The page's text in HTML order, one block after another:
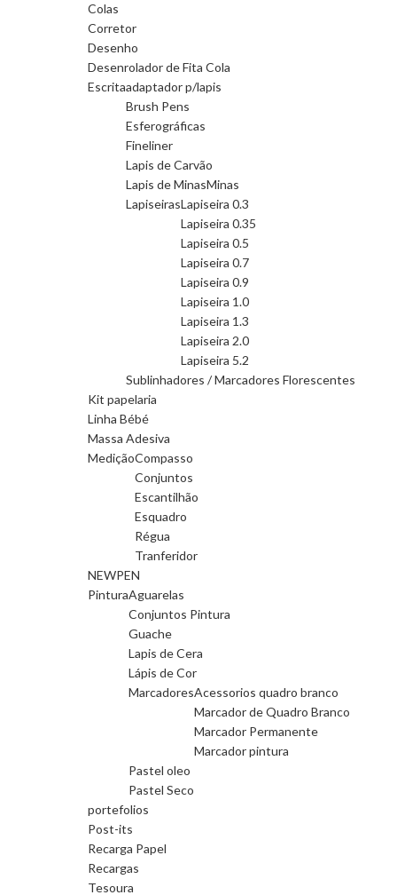
Colas
Corretor
Desenho
Desenrolador de Fita Cola
Escritaadaptador p/lapis
Brush Pens
Esferográficas
Fineliner
Lapis de Carvão
Lapis de MinasMinas
LapiseirasLapiseira 0.3
Lapiseira 0.35
Lapiseira 0.5
Lapiseira 0.7
Lapiseira 0.9
Lapiseira 1.0
Lapiseira 1.3
Lapiseira 2.0
Lapiseira 5.2
Sublinhadores / Marcadores Florescentes
Kit papelaria
Linha Bébé
Massa Adesiva
MediçãoCompasso
Conjuntos
Escantilhão
Esquadro
Régua
Tranferidor
NEWPEN
PinturaAguarelas
Conjuntos Pintura
Guache
Lapis de Cera
Lápis de Cor
MarcadoresAcessorios quadro branco
Marcador de Quadro Branco
Marcador Permanente
Marcador pintura
Pastel oleo
Pastel Seco
portefolios
Post-its
Recarga Papel
Recargas
Tesoura